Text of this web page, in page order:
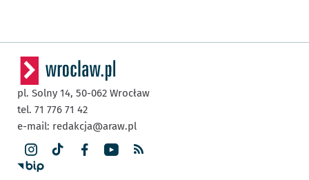
pl. Solny 14, 50-062 Wrocław
tel. 71 776 71 42
e-mail: redakcja@araw.pl